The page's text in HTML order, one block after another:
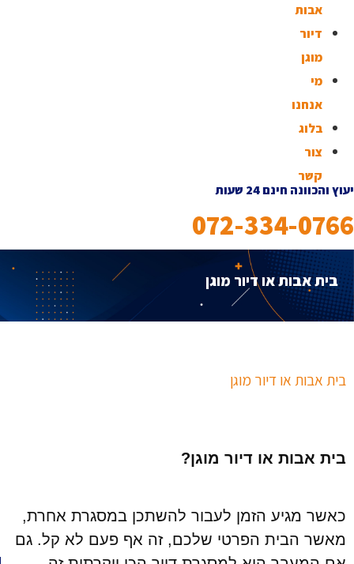
אבות
דיור
מוגן
מי
אנחנו
בלוג
צור
קשר
יעוץ והכוונה חינם 24 שעות
072-334-0766
בית אבות או דיור מוגן
בית אבות או דיור מוגן
בית אבות או דיור מוגן?
כאשר מגיע הזמן לעבור להשתכן במסגרת אחרת,
מאשר הבית הפרטי שלכם, זה אף פעם לא קל. גם